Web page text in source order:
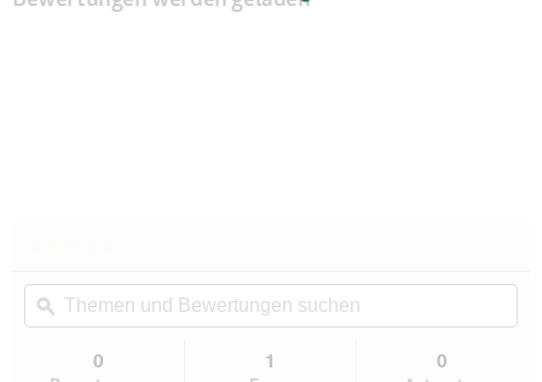
Beurteilungswert
für
Hunter
Aalborg
Themen
und
Bewertungen
ϙ
0 1 0